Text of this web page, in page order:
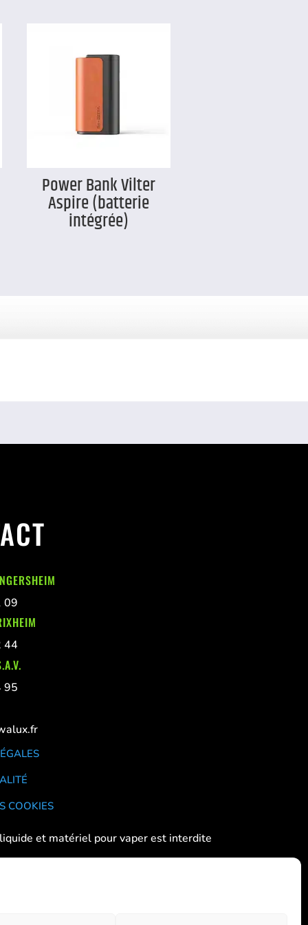
Power Bank Vilter
Aspire (batterie
intégrée)
09
44
95
COOKIES
et matériel pour vaper est interdite